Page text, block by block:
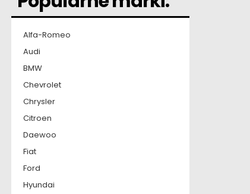
Alfa-Romeo
Audi
BMW
Chevrolet
Chrysler
Citroen
Daewoo
Fiat
Ford
Hyundai